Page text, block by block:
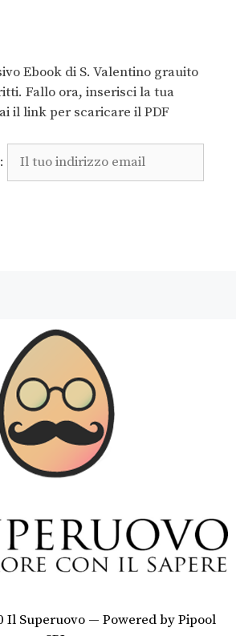
Ebook di S. Valentino grauito
Fallo ora, inserisci la tua
il link per scaricare il PDF
Il Superuovo — Powered by Pipool